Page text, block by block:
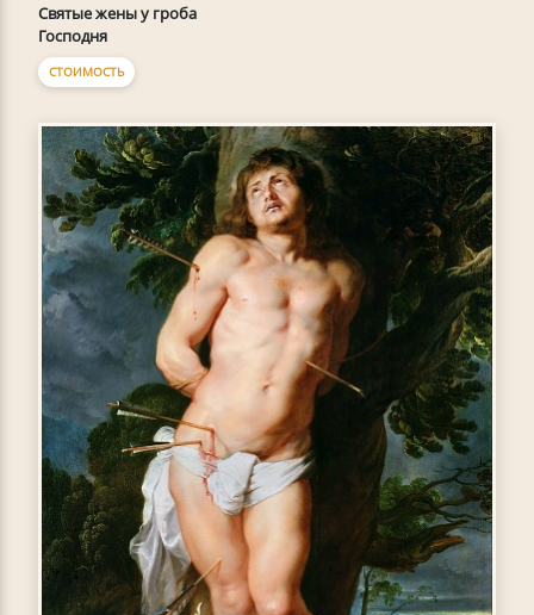
Святые жены у гроба
Господня
СТОИМОСТЬ